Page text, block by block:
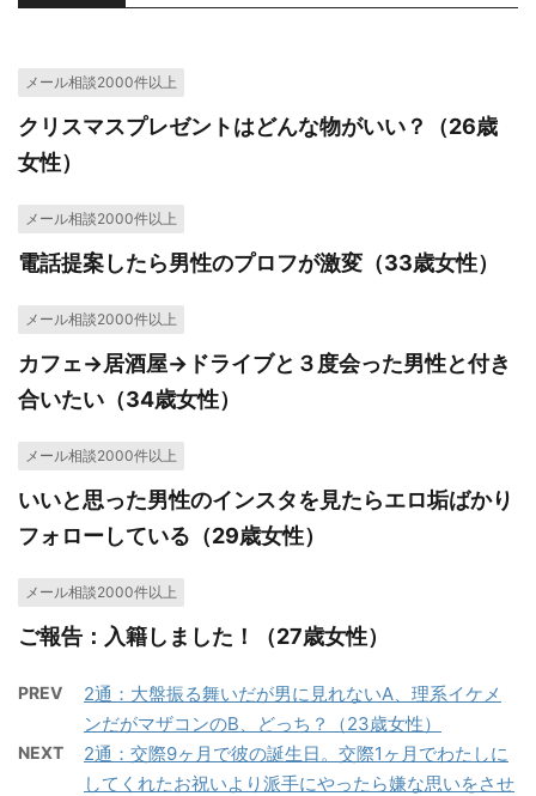
メール相談2000件以上
クリスマスプレゼントはどんな物がいい？（26歳
女性）
メール相談2000件以上
電話提案したら男性のプロフが激変（33歳女性）
メール相談2000件以上
カフェ→居酒屋→ドライブと３度会った男性と付き
合いたい（34歳女性）
メール相談2000件以上
いいと思った男性のインスタを見たらエロ垢ばかり
フォローしている（29歳女性）
メール相談2000件以上
ご報告：入籍しました！（27歳女性）
PREV
2通：大盤振る舞いだが男に見れないA、理系イケメ
ンだがマザコンのB、どっち？（23歳女性）
NEXT
2通：交際9ヶ月で彼の誕生日。交際1ヶ月でわたしに
してくれたお祝いより派手にやったら嫌な思いをさせ